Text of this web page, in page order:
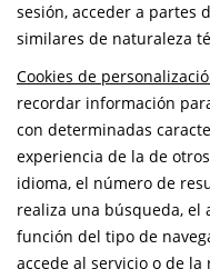
sesión, acceder a partes
similares de naturaleza
Cookies de
recordar información
con determinadas
experiencia de la de
idioma, el número de
realiza una búsqueda, el
función del tipo de
accede al servicio o de